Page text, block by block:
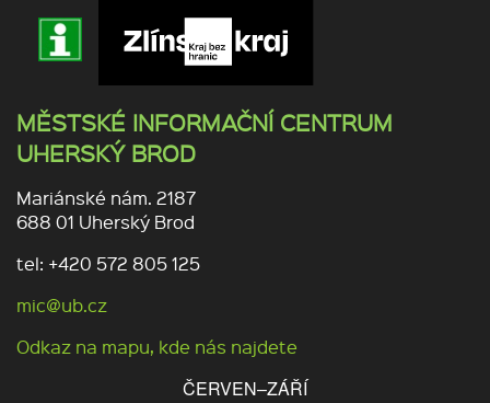
MĚSTSKÉ INFORMAČNÍ CENTRUM
UHERSKÝ BROD
Mariánské nám. 2187
688 01 Uherský Brod
tel: +420 572 805 125
mic@ub.cz
Odkaz na mapu, kde nás najdete
ČERVEN–ZÁŘÍ